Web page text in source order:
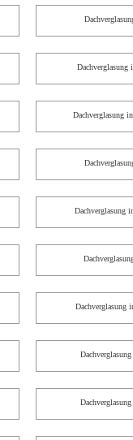
Dachverglasung
Dachverglasung
Dachverglasung
Dachverglasung